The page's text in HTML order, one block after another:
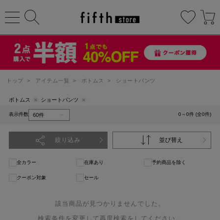
トップ > アイテム一覧 > ボトムス > ショートパンツ
ボトムス ショートパンツ
表示件数 0～0件 (全0件)
絞り込み 並び替え
全カラー 在庫あり 予約商品を除く
クーポン対象 セール
該当商品が見つかりませんでした。
検索条件を変更して再度検索をしてください。